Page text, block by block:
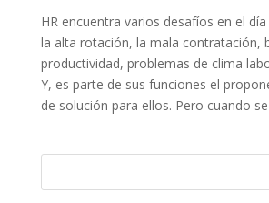
HR encuentra varios desafíos en el
la alta rotación, la mala contratación,
productividad, problemas de clima
Y, es parte de sus funciones el
de solución para ellos. Pero cuando